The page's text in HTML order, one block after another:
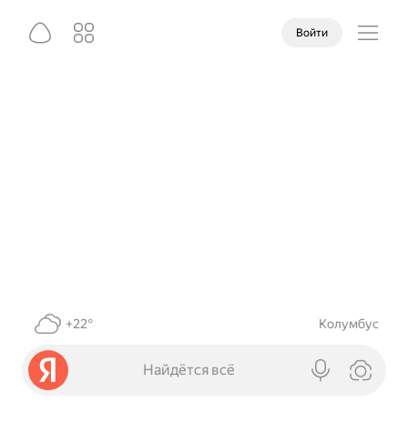
Войти
+22° Колумбус
Найдётся всё